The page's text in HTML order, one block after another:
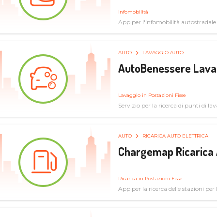
Infomobilità
App per l'infomobilità autostradale
AUTO LAVAGGIO AUTO
AutoBenessere
Lavaggio in Postazioni Fisse
Servizio per la ricerca di punti di
AUTO RICARICA AUTO ELETTRICA
Chargemap
Ricarica in Postazioni Fisse
App per la ricerca delle stazioni